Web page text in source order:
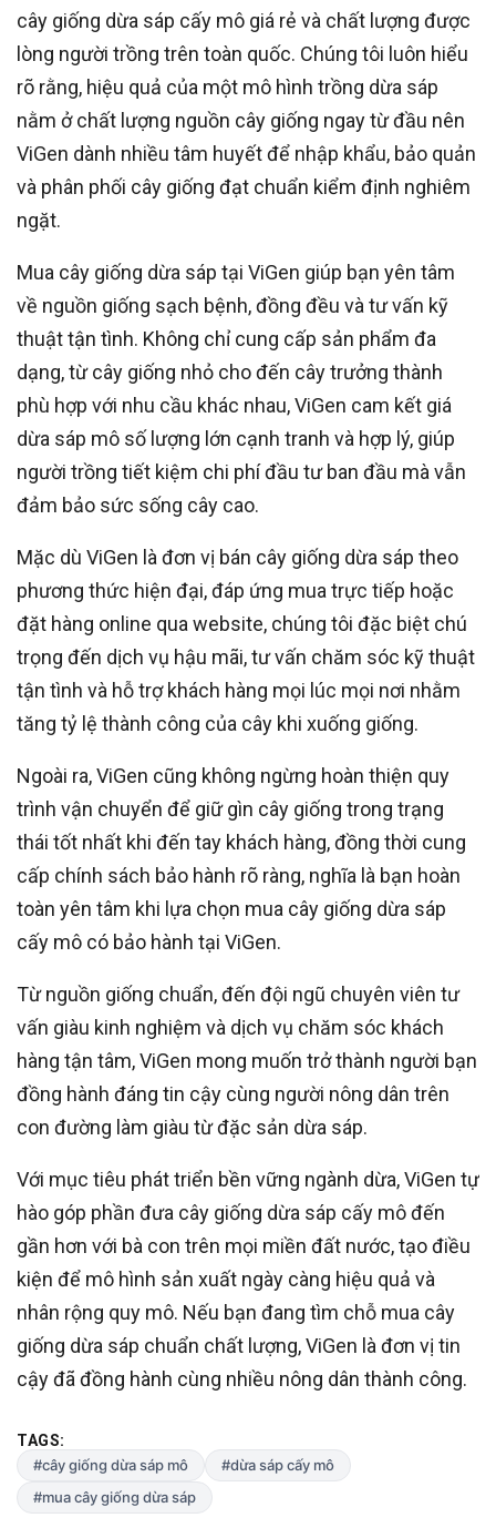
cây giống dừa sáp cấy mô giá rẻ và chất lượng được
lòng người trồng trên toàn quốc. Chúng tôi luôn hiểu
rõ rằng, hiệu quả của một mô hình trồng dừa sáp
nằm ở chất lượng nguồn cây giống ngay từ đầu nên
ViGen dành nhiều tâm huyết để nhập khẩu, bảo quản
và phân phối cây giống đạt chuẩn kiểm định nghiêm
ngặt.
Mua cây giống dừa sáp tại ViGen giúp bạn yên tâm
về nguồn giống sạch bệnh, đồng đều và tư vấn kỹ
thuật tận tình. Không chỉ cung cấp sản phẩm đa
dạng, từ cây giống nhỏ cho đến cây trưởng thành
phù hợp với nhu cầu khác nhau, ViGen cam kết giá
dừa sáp mô số lượng lớn cạnh tranh và hợp lý, giúp
người trồng tiết kiệm chi phí đầu tư ban đầu mà vẫn
đảm bảo sức sống cây cao.
Mặc dù ViGen là đơn vị bán cây giống dừa sáp theo
phương thức hiện đại, đáp ứng mua trực tiếp hoặc
đặt hàng online qua website, chúng tôi đặc biệt chú
trọng đến dịch vụ hậu mãi, tư vấn chăm sóc kỹ thuật
tận tình và hỗ trợ khách hàng mọi lúc mọi nơi nhằm
tăng tỷ lệ thành công của cây khi xuống giống.
Ngoài ra, ViGen cũng không ngừng hoàn thiện quy
trình vận chuyển để giữ gìn cây giống trong trạng
thái tốt nhất khi đến tay khách hàng, đồng thời cung
cấp chính sách bảo hành rõ ràng, nghĩa là bạn hoàn
toàn yên tâm khi lựa chọn mua cây giống dừa sáp
cấy mô có bảo hành tại ViGen.
Từ nguồn giống chuẩn, đến đội ngũ chuyên viên tư
vấn giàu kinh nghiệm và dịch vụ chăm sóc khách
hàng tận tâm, ViGen mong muốn trở thành người bạn
đồng hành đáng tin cậy cùng người nông dân trên
con đường làm giàu từ đặc sản dừa sáp.
Với mục tiêu phát triển bền vững ngành dừa, ViGen tự
hào góp phần đưa cây giống dừa sáp cấy mô đến
gần hơn với bà con trên mọi miền đất nước, tạo điều
kiện để mô hình sản xuất ngày càng hiệu quả và
nhân rộng quy mô. Nếu bạn đang tìm chỗ mua cây
giống dừa sáp chuẩn chất lượng, ViGen là đơn vị tin
cậy đã đồng hành cùng nhiều nông dân thành công.
TAGS:
#cây giống dừa sáp mô
#dừa sáp cấy mô
#mua cây giống dừa sáp